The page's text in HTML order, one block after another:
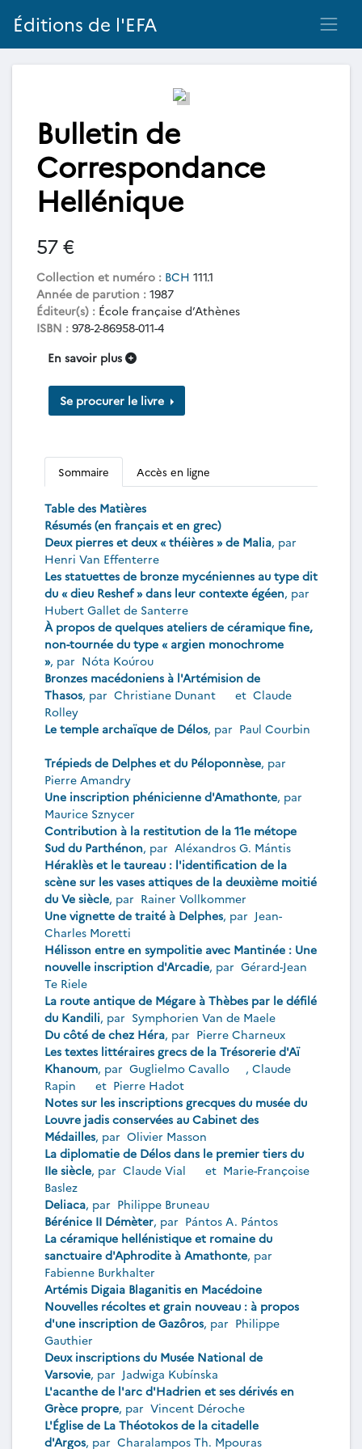
Éditions de l'EFA
Bulletin de
Correspondance
Hellénique
57 €
Collection et numéro : BCH 111.1
Année de parution : 1987
Éditeur(s) : École française d’Athènes
ISBN : 978-2-86958-011-4
En savoir plus
Se procurer le livre
Sommaire Accès en ligne
Table des Matières
Résumés (en français et en grec)
Deux pierres et deux « théières » de Malia, par
Henri Van Effenterre
Les statuettes de bronze mycéniennes au type dit
du « dieu Reshef » dans leur contexte égéen, par
Hubert Gallet de Santerre
À propos de quelques ateliers de céramique fine,
non-tournée du type « argien monochrome
», par Nóta Koúrou
Bronzes macédoniens à l'Artémision de
Thasos, par Christiane Dunant et Claude
Rolley
Le temple archaïque de Délos, par Paul Courbin
Trépieds de Delphes et du Péloponnèse, par
Pierre Amandry
Une inscription phénicienne d'Amathonte, par
Maurice Sznycer
Contribution à la restitution de la 11e métope
Sud du Parthénon, par Aléxandros G. Mántis
Héraklès et le taureau : l'identification de la
scène sur les vases attiques de la deuxième moitié
du Ve siècle, par Rainer Vollkommer
Une vignette de traité à Delphes, par Jean-
Charles Moretti
Hélisson entre en sympolitie avec Mantinée : Une
nouvelle inscription d'Arcadie, par Gérard-Jean
Te Riele
La route antique de Mégare à Thèbes par le défilé
du Kandili, par Symphorien Van de Maele
Du côté de chez Héra, par Pierre Charneux
Les textes littéraires grecs de la Trésorerie d'Aï
Khanoum, par Guglielmo Cavallo , Claude
Rapin
et Pierre Hadot
Notes sur les inscriptions grecques du musée du
Louvre jadis conservées au Cabinet des
Médailles, par Olivier Masson
La diplomatie de Délos dans le premier tiers du
IIe siècle, par Claude Vial et Marie-Françoise
Baslez
Deliaca, par Philippe Bruneau
Bérénice II Démèter, par Pántos A. Pántos
La céramique hellénistique et romaine du
sanctuaire d'Aphrodite à Amathonte, par
Fabienne Burkhalter
Artémis Digaia Blaganitis en Macédoine
Nouvelles récoltes et grain nouveau : à propos
d'une inscription de Gazôros, par Philippe
Gauthier
Deux inscriptions du Musée National de
Varsovie, par Jadwiga Kubínska
L'acanthe de l'arc d'Hadrien et ses dérivés en
Grèce propre, par Vincent Déroche
L'Église de La Théotokos de la citadelle
d'Argos, par Charalampos Th. Mpouras